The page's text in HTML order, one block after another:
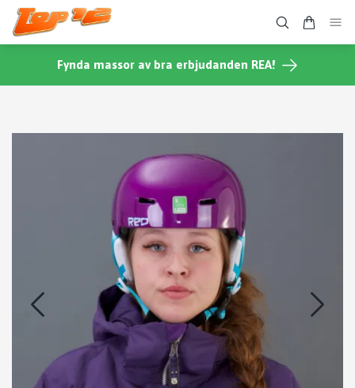
Fynda massor av bra erbjudanden REA!